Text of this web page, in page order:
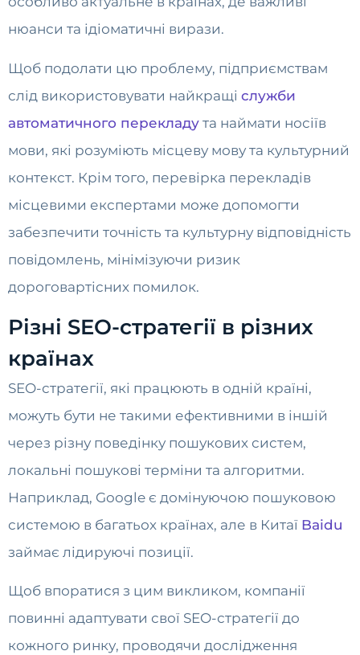
нюанси та ідіоматичні вирази.
Щоб подолати цю проблему, підприємствам
слід використовувати найкращі служби
автоматичного перекладу та наймати носіїв
мови, які розуміють місцеву мову та культурний
контекст. Крім того, перевірка перекладів
місцевими експертами може допомогти
забезпечити точність та культурну відповідність
повідомлень, мінімізуючи ризик
дороговартісних помилок.
Різні SEO-стратегії в різних
країнах
SEO-стратегії, які працюють в одній країні,
можуть бути не такими ефективними в іншій
через різну поведінку пошукових систем,
локальні пошукові терміни та алгоритми.
Наприклад, Google є домінуючою пошуковою
системою в багатьох країнах, але в Китаї Baidu
займає лідируючі позиції.
Щоб впоратися з цим викликом, компанії
повинні адаптувати свої SEO-стратегії до
кожного ринку, проводячи дослідження